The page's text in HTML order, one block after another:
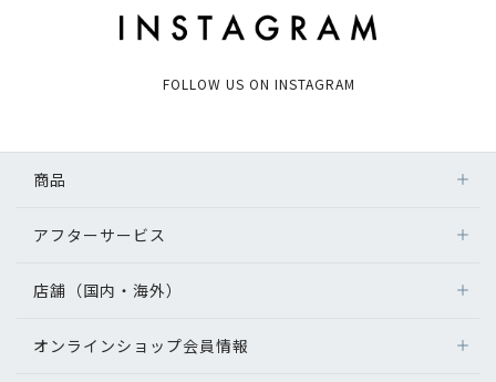
FOLLOW US ON INSTAGRAM
商品
アフターサービス
店舗（国内・海外）
オンラインショップ会員情報